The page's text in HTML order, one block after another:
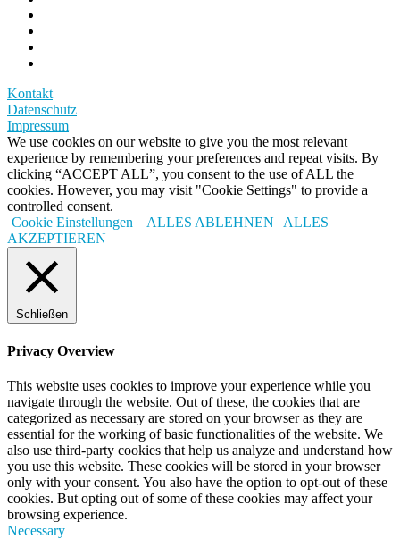
Kontakt
Datenschutz
Impressum
We use cookies on our website to give you the most relevant
experience by remembering your preferences and repeat visits. By
clicking “ACCEPT ALL”, you consent to the use of ALL the
cookies. However, you may visit "Cookie Settings" to provide a
controlled consent.
Cookie Einstellungen
ALLES ABLEHNEN
ALLES
AKZEPTIEREN
Schließen
Privacy Overview
This website uses cookies to improve your experience while you
navigate through the website. Out of these, the cookies that are
categorized as necessary are stored on your browser as they are
essential for the working of basic functionalities of the website. We
also use third-party cookies that help us analyze and understand how
you use this website. These cookies will be stored in your browser
only with your consent. You also have the option to opt-out of these
cookies. But opting out of some of these cookies may affect your
browsing experience.
Necessary